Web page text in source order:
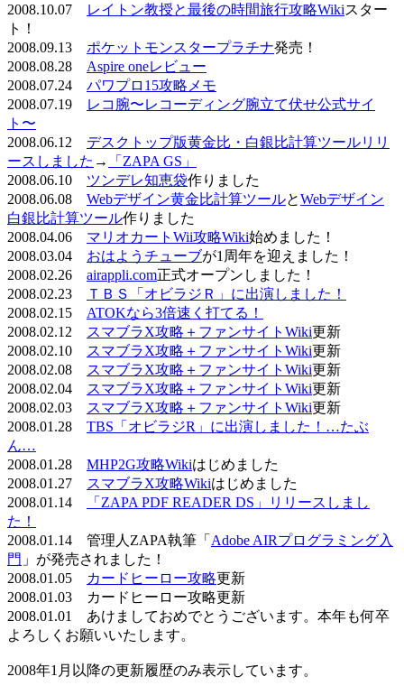
2008.10.07
レイトン教授と最後の時間旅行攻略Wikiスター
ト！
2008.09.13 ポケットモンスタープラチナ発売！
2008.08.28 Aspire oneレビュー
2008.07.24 パワプロ15攻略メモ
2008.07.19
レコ腕〜レコーディング腕立て伏せ公式サイ
ト〜
2008.06.12 デスクトップ版黄金比・白銀比計算ツールリリ
ースしました →
「ZAPA GS」
2008.06.10 ツンデレ知恵袋作りました
2008.06.08 Webデザイン黄金比計算ツールとWebデザイン
白銀比計算ツール作りました
2008.04.06 マリオカートWii攻略Wiki始めました！
2008.03.04 おはようチューブが1周年を迎えました！
2008.02.26 airappli.com正式オープンしました！
2008.02.23
ＴＢＳ「オビラジＲ」に出演しました！
2008.02.15 ATOKなら3倍速く打てる！
2008.02.12
スマブラX攻略＋ファンサイトWiki更新
2008.02.10
スマブラX攻略＋ファンサイトWiki更新
2008.02.08
スマブラX攻略＋ファンサイトWiki更新
2008.02.04
スマブラX攻略＋ファンサイトWiki更新
2008.02.03
スマブラX攻略＋ファンサイトWiki更新
2008.01.28 TBS「オビラジR」に出演しました！…たぶ
ん…
2008.01.28 MHP2G攻略Wikiはじめました
2008.01.27
スマブラX攻略Wikiはじめました
2008.01.14
「ZAPA PDF READER DS」リリースしまし
た！
2008.01.14 管理人ZAPA執筆「 Adobe AIRプログラミング入
門 」が発売されました！
2008.01.05
カードヒーロー攻略更新
2008.01.03 カードヒーロー攻略更新
2008.01.01 あけましておめでとうございます。本年も何卒
よろしくお願いいたします。
2008年1月以降の更新履歴のみ表示しています。